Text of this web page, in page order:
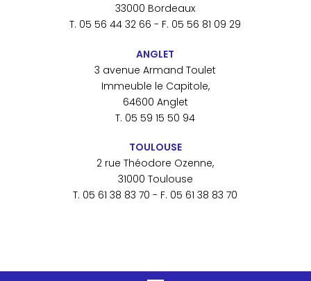
33000 Bordeaux
T. 05 56 44 32 66 - F. 05 56 81 09 29
ANGLET
3 avenue Armand Toulet
Immeuble le Capitole,
64600 Anglet
T. 05 59 15 50 94
TOULOUSE
2 rue Théodore Ozenne,
31000 Toulouse
T. 05 61 38 83 70 - F. 05 61 38 83 70